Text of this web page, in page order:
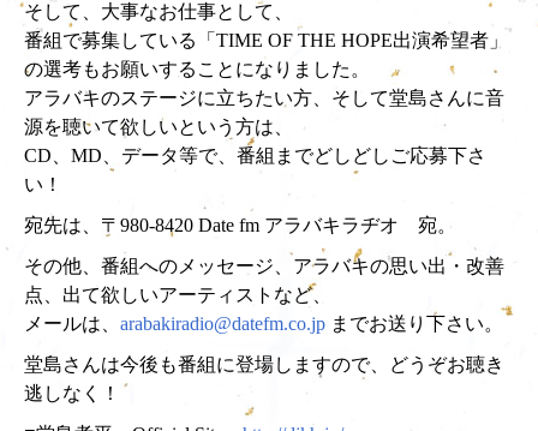
そして、大事なお仕事として、
番組で募集している「TIME OF THE HOPE出演希望者」
の選考もお願いすることになりました。
アラバキのステージに立ちたい方、そして堂島さんに音
源を聴いて欲しいという方は、
CD、MD、データ等で、番組までどしどしご応募下さ
い！
宛先は、〒980-8420 Date fm アラバキラヂオ 宛。
その他、番組へのメッセージ、アラバキの思い出・改善
点、出て欲しいアーティストなど、
メールは、 arabakiradio@datefm.co.jp までお送り下さい。
堂島さんは今後も番組に登場しますので、どうぞお聴き
逃しなく！